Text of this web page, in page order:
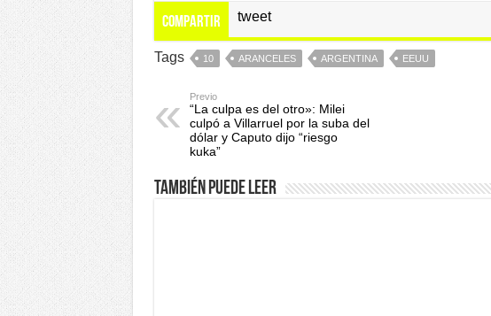
Compartir tweet
Tags 10 ARANCELES ARGENTINA EEUU
Previo
“La culpa es del otro»: Milei
culpó a Villarruel por la suba del
dólar y Caputo dijo “riesgo
kuka”
También puede leer